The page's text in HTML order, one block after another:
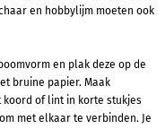
en hobbylijm moeten ook
en plak deze op de
bruine papier. Maak
koord of lint in korte stukjes
met elkaar te verbinden. Je